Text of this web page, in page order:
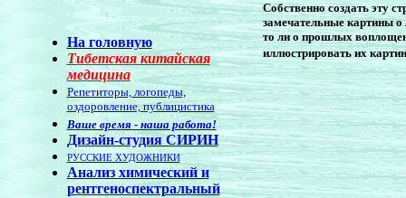
На головную
Тибетская китайская
медицина
Репетиторы, логопеды,
оздоровление, публицистика
Ваше время - наша работа!
Дизайн-студия СИРИН
РУССКИЕ ХУДОЖНИКИ
Анализ химический и
рентгеноспектральный
Собственно создать эту
замечательные картины
то ли о прошлых
иллюстрировать их